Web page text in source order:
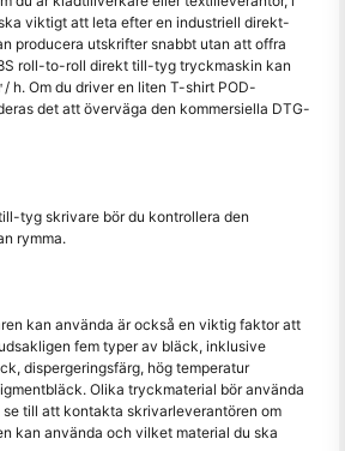
viktigt att leta efter en industriell direkt-
producera utskrifter snabbt utan att offra
roll-to-roll direkt till-tyg tryckmaskin kan
h. Om du driver en liten T-shirt POD-
det att överväga den kommersiella DTG-
tyg skrivare bör du kontrollera den
rymma.
kan använda är också en viktig faktor att
fem typer av bläck, inklusive
dispergeringsfärg, hög temperatur
Olika tryckmaterial bör använda
till att kontakta skrivarleverantören om
kan använda och vilket material du ska